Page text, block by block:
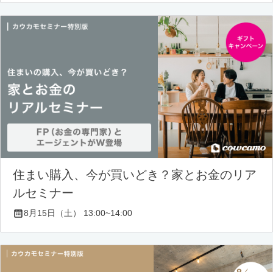
住まい購入、今が買いどき？家とお金のリア
ルセミナー
8月15日（土） 13:00~14:00